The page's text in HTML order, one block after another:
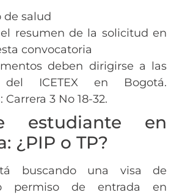
de salud
resumen de la solicitud en
convocatoria
deben dirigirse a las
del ICETEX en Bogotá.
Carrera 3 No 18-32.
estudiante en
¿PIP o TP?
buscando una visa de
permiso de entrada en